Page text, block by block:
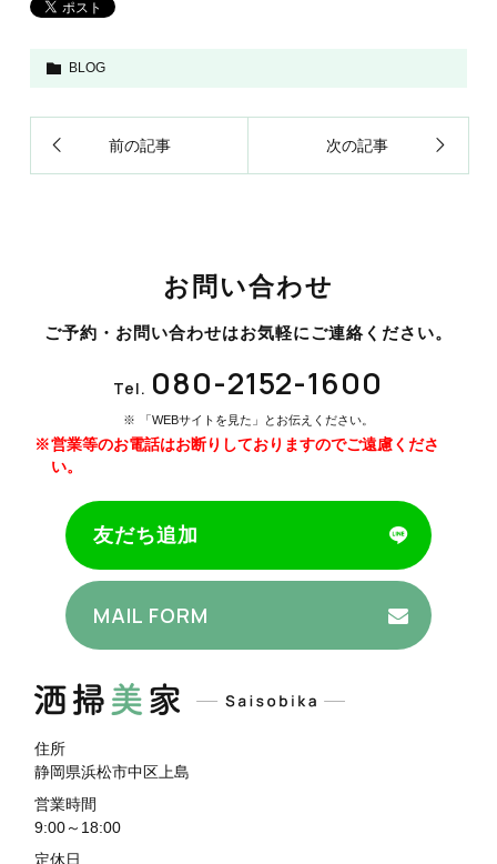
BLOG
前の記事 次の記事
お問い合わせ
ご予約・お問い合わせはお気軽にご連絡ください。
Tel. 080-2152-1600
「WEBサイトを見た」とお伝えください。
営業等のお電話はお断りしておりますのでご遠慮くださ
い。
友だち追加
MAIL FORM
住所
静岡県浜松市中区上島
営業時間
9:00～18:00
定休日